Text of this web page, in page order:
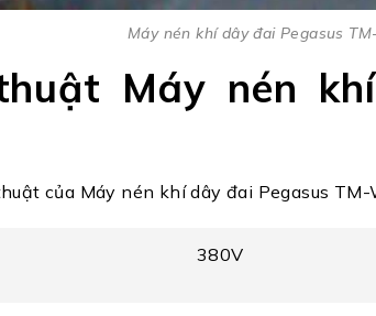
Máy nén khí dây đai Pegasus
Máy nén
của Máy nén khí dây đai Pegasus
380V